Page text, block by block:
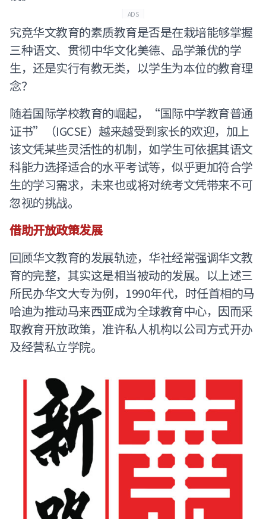
ADS
究竟华文教育的素质教育是否是在栽培能够掌握
三种语文、贯彻中华文化美德、品学兼优的学
生，还是实行有教无类，以学生为本位的教育理
念？
随着国际学校教育的崛起，“国际中学教育普通
证书”（IGCSE）越来越受到家长的欢迎，加上
该文凭某些灵活性的机制，如学生可依据其语文
科能力选择适合的水平考试等，似乎更加符合学
生的学习需求，未来也或将对统考文凭带来不可
忽视的挑战。
借助开放政策发展
回顾华文教育的发展轨迹，华社经常强调华文教
育的完整，其实这是相当被动的发展。以上述三
所民办华文大专为例，1990年代，时任首相的马
哈迪为推动马来西亚成为全球教育中心，因而采
取教育开放政策，准许私人机构以公司方式开办
及经营私立学院。